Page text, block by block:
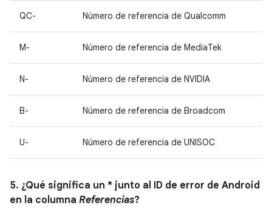
QC- Número de referencia de Qualcomm
M- Número de referencia de MediaTek
N- Número de referencia de NVIDIA
B- Número de referencia de Broadcom
U- Número de referencia de UNISOC
5. ¿Qué significa un * junto al ID de error de Android
en la columna Referencias?